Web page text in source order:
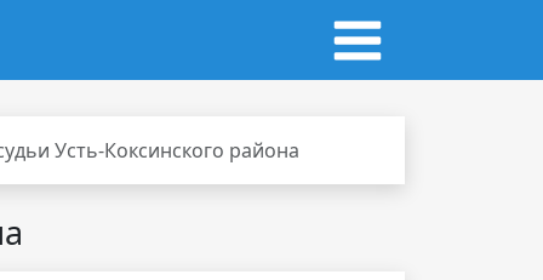
Усть-Коксинского района